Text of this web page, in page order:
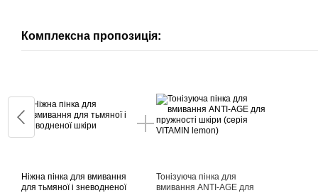
Комплексна пропозиція:
Ніжна пінка для вмивання
для тьмяної і зневодненої
Тонізуюча пінка для
вмивання ANTI-AGE для